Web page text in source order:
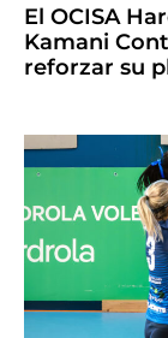
El OCISA
Kamani
reforzar su